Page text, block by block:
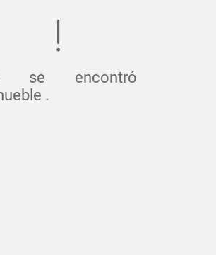
se encontró
.